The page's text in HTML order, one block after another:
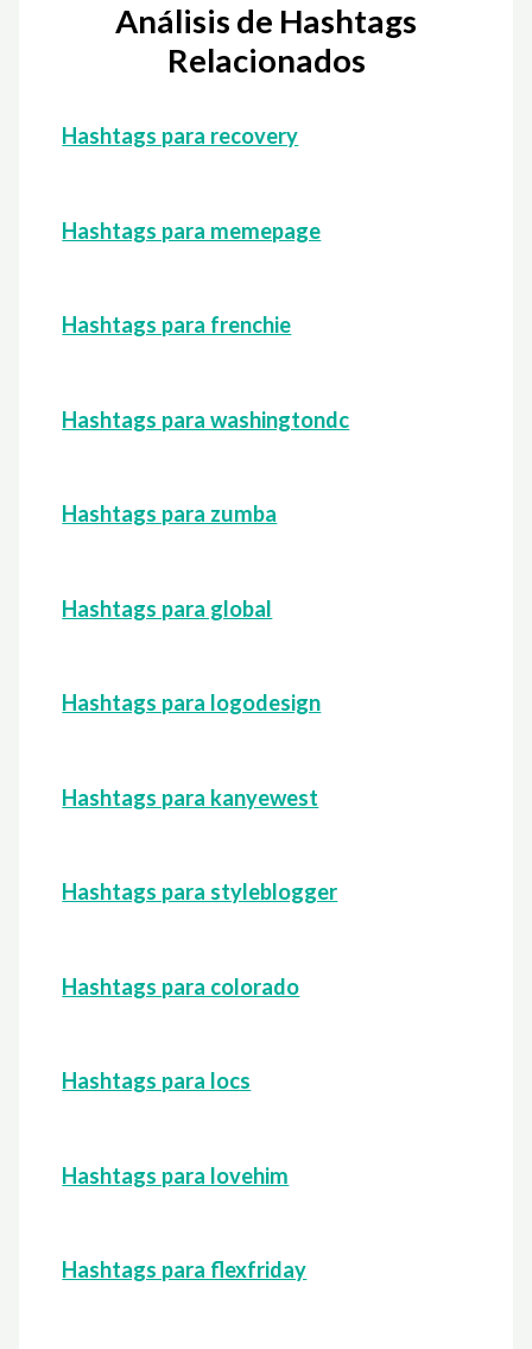
Análisis de Hashtags
Relacionados
Hashtags para recovery
Hashtags para memepage
Hashtags para frenchie
Hashtags para washingtondc
Hashtags para zumba
Hashtags para global
Hashtags para logodesign
Hashtags para kanyewest
Hashtags para styleblogger
Hashtags para colorado
Hashtags para locs
Hashtags para lovehim
Hashtags para flexfriday